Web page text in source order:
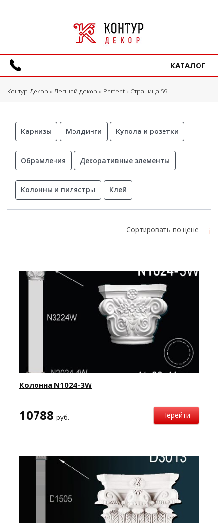
КАТАЛОГ
Контур-Декор »Лепной декор » Perfect» Страница 59
Карнизы Молдинги Купола и розетки
Обрамления Декоративные элементы
Колонны и пилястры Клей
Cортировать по цене
Колонна N1024-3W
10788 руб. Перейти